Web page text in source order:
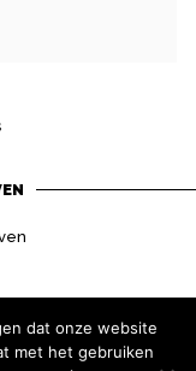
dat onze website
met het gebruiken